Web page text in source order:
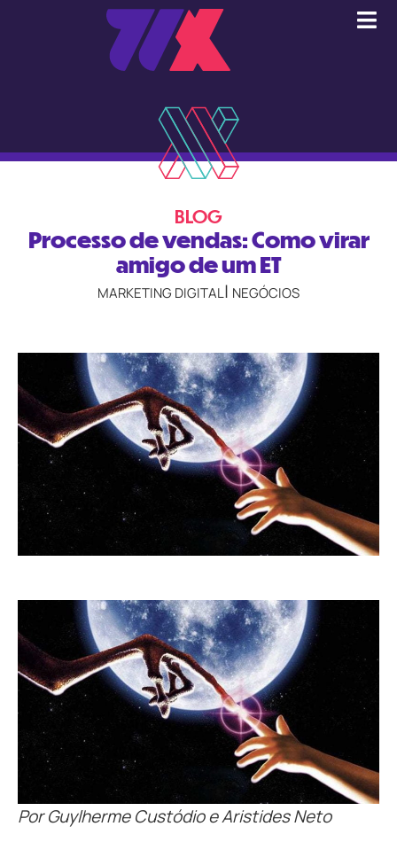
BLOG
Processo de vendas: Como virar
amigo de um ET
MARKETING DIGITAL| NEGÓCIOS
Por Guylherme Custódio e Aristides Neto